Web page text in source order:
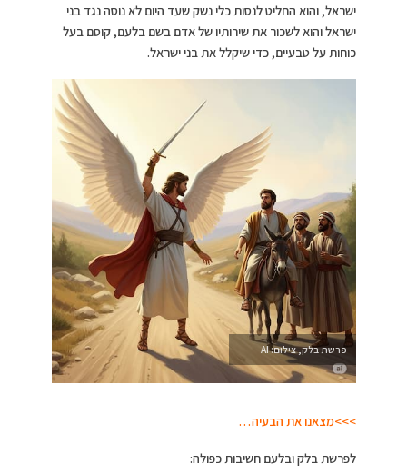
ישראל, והוא החליט לנסות כלי נשק שעד היום לא נוסה נגד בני
ישראל והוא לשכור את שירותיו של אדם בשם בלעם, קוסם בעל
כוחות על טבעיים, כדי שיקלל את בני ישראל.
פרשת בלק, צילום: AI
>>>מצאנו את הבעיה…
לפרשת בלק ובלעם חשיבות כפולה: